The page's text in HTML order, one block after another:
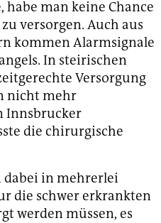
man keine Chance
versorgen. Auch aus
kommen Alarmsignale
In steirischen
Versorgung
nicht mehr
Innsbrucker
die chirurgische
in mehrerlei
die schwer erkrankten
werden müssen, es